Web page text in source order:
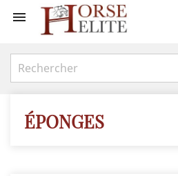

ÉPONGES